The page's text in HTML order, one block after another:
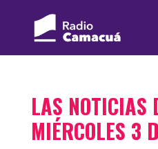
LAS NOTICIAS
MIÉRCOLES 3